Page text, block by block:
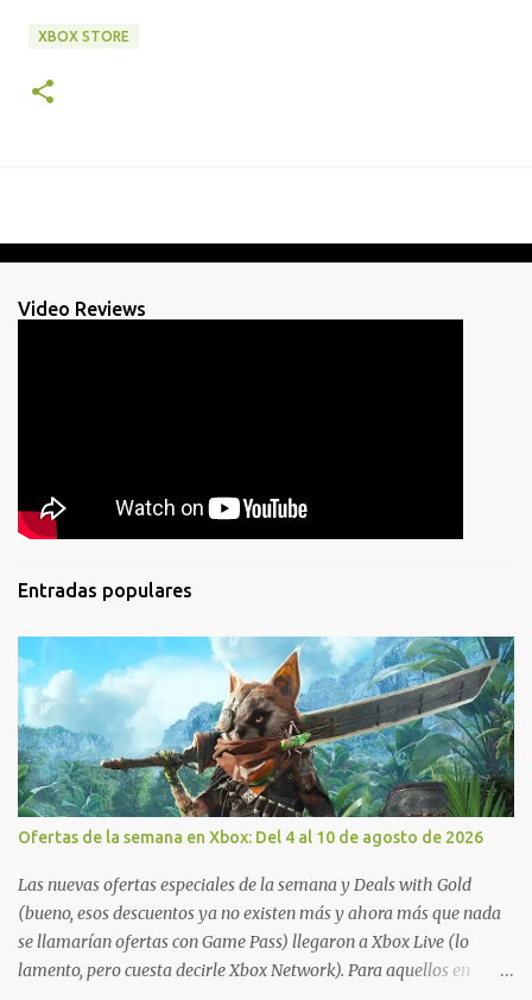
XBOX STORE
Video Reviews
Entradas populares
Ofertas de la semana en Xbox: Del 4 al 10 de agosto de 2026
Las nuevas ofertas especiales de la semana y Deals with Gold
(bueno, esos descuentos ya no existen más y ahora más que nada
se llamarían ofertas con Game Pass) llegaron a Xbox Live (lo
lamento, pero cuesta decirle Xbox Network). Para aquellos en